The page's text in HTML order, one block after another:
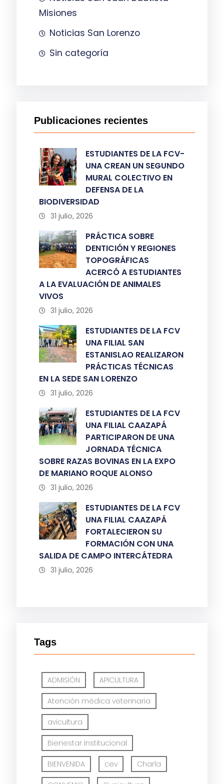
Misiones
Noticias San Lorenzo
Sin categoría
Publicaciones recientes
ESTUDIANTES DE LA FCV-
UNA CREAN UN SEGUNDO
MURAL COLECTIVO EN
DEFENSA DE LA
BIODIVERSIDAD
31 julio, 2026
PRÁCTICA SOBRE
DENTICIÓN Y REGIONES
TOPOGRÁFICAS
ACERCÓ A ESTUDIANTES
A LA EVALUACIÓN DE ANIMALES
VIVOS
31 julio, 2026
ESTUDIANTES DE LA FCV
UNA FILIAL SAN
ESTANISLAO REALIZARON
PRÁCTICAS TÉCNICAS
EN LA SEDE SAN LORENZO
31 julio, 2026
ESTUDIANTES DE LA FCV
UNA FILIAL CAAZAPÁ
PARTICIPARON DE UNA
JORNADA TÉCNICA
SOBRE RAZAS BOVINAS EN LA EXPO
DE MARIANO ROQUE ALONSO
31 julio, 2026
ESTUDIANTES DE LA FCV
UNA FILIAL CAAZAPÁ
FORTALECIERON SU
FORMACIÓN CON UNA
SALIDA DE CAMPO INTERCÁTEDRA
31 julio, 2026
Tags
ADMISIÓN APICULTURA
Atención médica veterinaria
avicultura
Bienestar Institucional
BIENVENIDA cev Charla